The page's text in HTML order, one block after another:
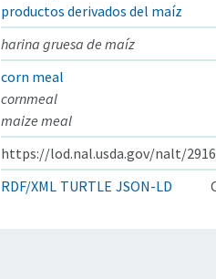
productos derivados del maíz
harina gruesa de maíz
corn meal
cornmeal
maize meal
https://lod.nal.usda.gov/nalt/
RDF/XML TURTLE JSON-LD